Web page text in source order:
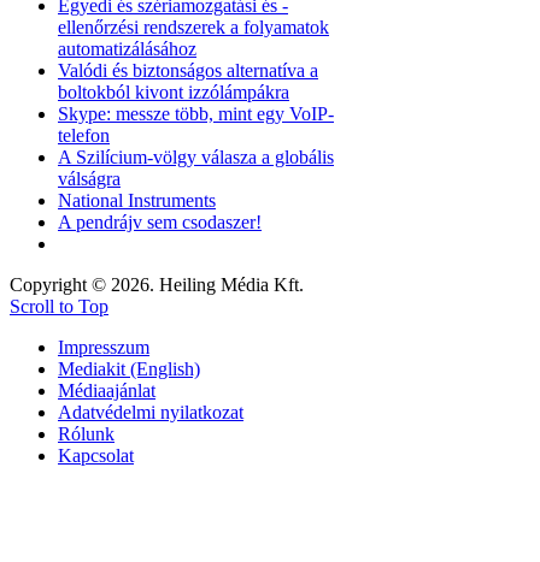
Egyedi és szériamozgatási és -
ellenőrzési rendszerek a folyamatok
automatizálásához
Valódi és biztonságos alternatíva a
boltokból kivont izzólámpákra
Skype: messze több, mint egy VoIP-
telefon
A Szilícium-völgy válasza a globális
válságra
National Instruments
A pendrájv sem csodaszer!
Copyright © 2026. Heiling Média Kft.
Scroll to Top
Impresszum
Mediakit (English)
Médiaajánlat
Adatvédelmi nyilatkozat
Rólunk
Kapcsolat